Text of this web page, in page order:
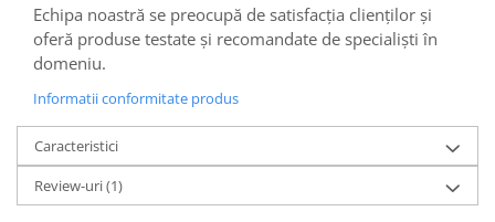
Echipa noastră se preocupă de satisfacția clienților și
oferă produse testate și recomandate de specialiști în
domeniu.
Informatii conformitate produs
Caracteristici
Review-uri(1)